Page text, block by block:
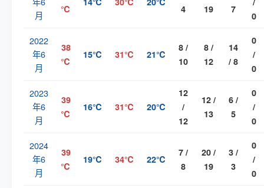
月
℃
4
19
7
0
2022
年6
月
38
℃
15℃ 31℃ 21℃
8 /
10
8 /
12
14
/ 8
0
/
0
2023
年6
月
39
℃
16℃ 31℃ 20℃
12
/
12
12 /
13
6 /
5
0
/
0
2024
年6
月
39
℃
19℃ 34℃ 22℃
7 /
8
20 /
19
3 /
3
0
/
0